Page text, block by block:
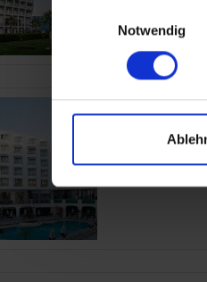
Einwilligungsauswahl
Notwendig